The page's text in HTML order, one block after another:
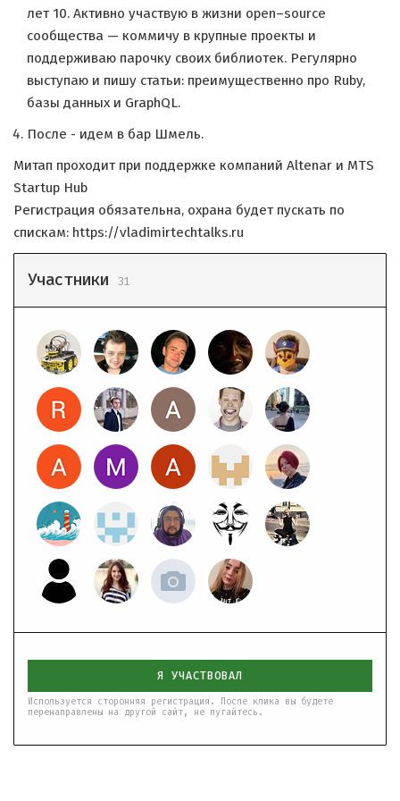
лет 10. Активно участвую в жизни open–source
сообщества — коммичу в крупные проекты и
поддерживаю парочку своих библиотек. Регулярно
выступаю и пишу статьи: преимущественно про Ruby,
базы данных и GraphQL.
После - идем в бар Шмель.
Митап проходит при поддержке компаний Altenar и MTS
Startup Hub
Регистрация обязательна, охрана будет пускать по
спискам: https://vladimirtechtalks.ru
Участники 31
Я УЧАСТВОВАЛ
Используется сторонняя регистрация. После клика вы будете
перенаправлены на другой сайт, не пугайтесь.